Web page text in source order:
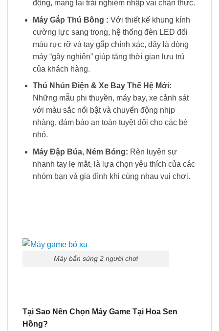
động, mang lại trải nghiệm nhập vai chân thực.
Máy Gắp Thú Bông : Với thiết kế khung kính
cường lực sang trọng, hệ thống đèn LED đổi
màu rực rỡ và tay gắp chính xác, đây là dòng
máy “gây nghiện” giúp tăng thời gian lưu trú
của khách hàng.
Thú Nhún Điện & Xe Bay Thế Hệ Mới:
Những mẫu phi thuyền, máy bay, xe cảnh sát
với màu sắc nổi bật và chuyển động nhịp
nhàng, đảm bảo an toàn tuyệt đối cho các bé
nhỏ.
Máy Đập Búa, Ném Bóng: Rèn luyện sự
nhanh tay lẹ mắt, là lựa chọn yêu thích của các
nhóm bạn và gia đình khi cùng nhau vui chơi.
Máy bắn súng 2 người chơi
Tại Sao Nên Chọn Máy Game Tại Hoa Sen
Hồng?